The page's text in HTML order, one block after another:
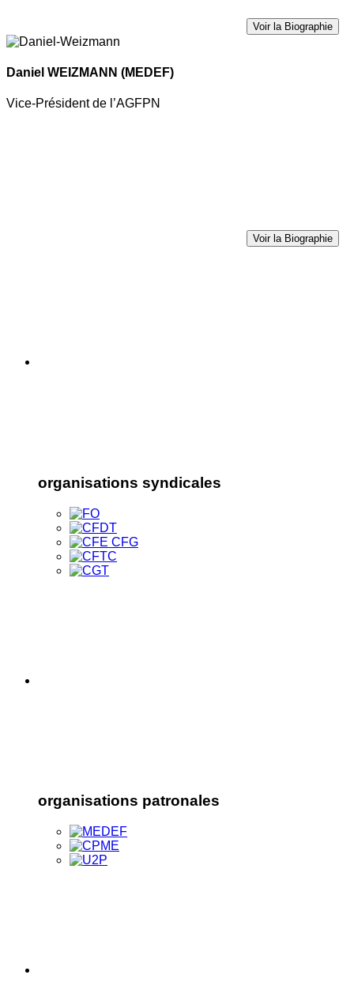
Voir la Biographie
Daniel WEIZMANN (MEDEF)
Vice-Président de l’AGFPN
Voir la Biographie
organisations syndicales
organisations patronales